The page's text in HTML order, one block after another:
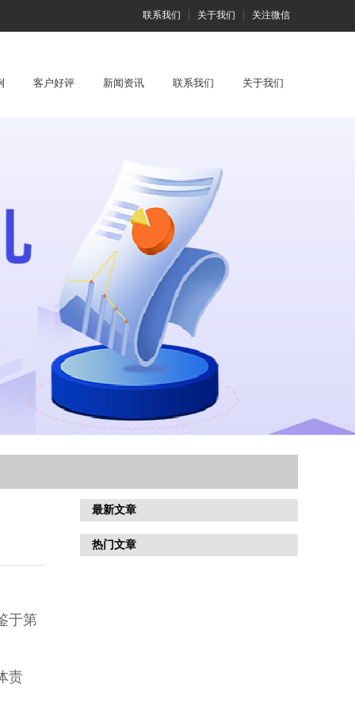
联系我们 关于我们 关注微信
客户好评 新闻资讯 联系我们 关于我们
于第
责
最新文章
热门文章